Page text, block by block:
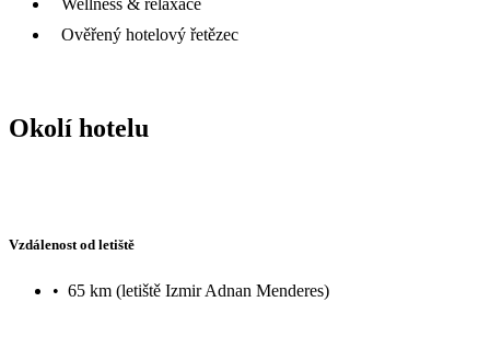
Ověřený hotelový řetězec
Okolí hotelu
Vzdálenost od letiště
• 65 km (letiště Izmir Adnan Menderes)